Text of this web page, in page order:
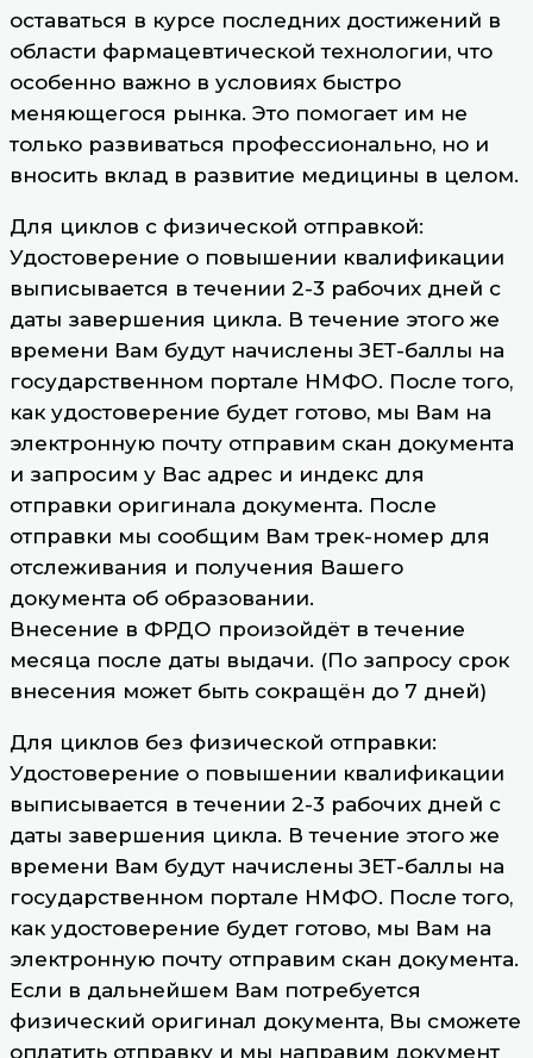
оставаться в курсе последних достижений в
области фармацевтической технологии, что
особенно важно в условиях быстро
меняющегося рынка. Это помогает им не
только развиваться профессионально, но и
вносить вклад в развитие медицины в целом.
Для циклов с физической отправкой:
Удостоверение о повышении квалификации
выписывается в течении 2-3 рабочих дней с
даты завершения цикла. В течение этого же
времени Вам будут начислены ЗЕТ-баллы на
государственном портале НМФО. После того,
как удостоверение будет готово, мы Вам на
электронную почту отправим скан документа
и запросим у Вас адрес и индекс для
отправки оригинала документа. После
отправки мы сообщим Вам трек-номер для
отслеживания и получения Вашего
документа об образовании.
Внесение в ФРДО произойдёт в течение
месяца после даты выдачи. (По запросу срок
внесения может быть сокращён до 7 дней)
Для циклов без физической отправки:
Удостоверение о повышении квалификации
выписывается в течении 2-3 рабочих дней с
даты завершения цикла. В течение этого же
времени Вам будут начислены ЗЕТ-баллы на
государственном портале НМФО. После того,
как удостоверение будет готово, мы Вам на
электронную почту отправим скан документа.
Если в дальнейшем Вам потребуется
физический оригинал документа, Вы сможете
оплатить отправку и мы направим документ